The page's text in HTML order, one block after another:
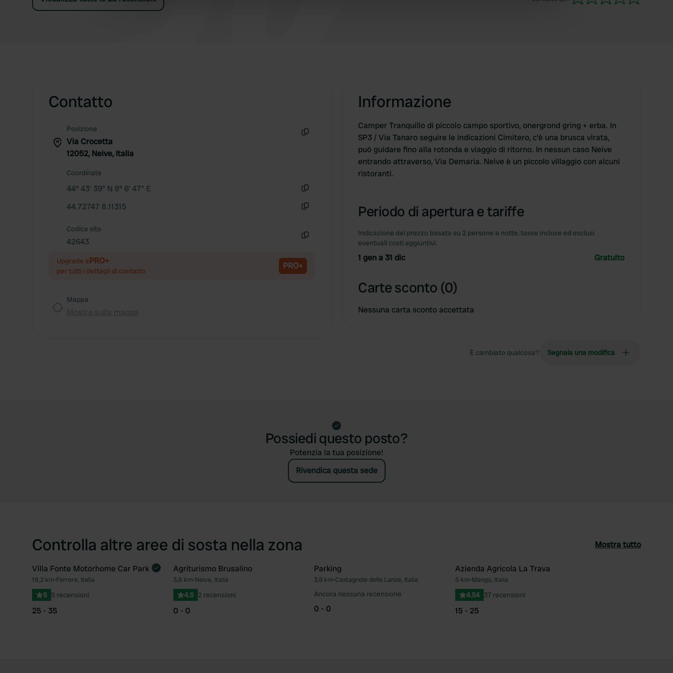
other information that you’ve provided to them or that they’ve collected from your use of their services.
Contatto
Posizione
Via Crocetta
12052, Neive, Italia
Coordinate
44° 43' 39" N 8° 6' 47" E
44.72747 8.11315
Codice sito
42643
Upgrade aPRO+
per tutti i dettagli di contatto PRO+
Mappa
Informazione
Camper Tranquillo di piccolo campo sportivo, onergrond gring + erba. In
SP3 / Via Tanaro seguire le indicazioni Cimitero, c'è una brusca virata,
può guidare fino alla rotonda e viaggio di ritorno. In nessun caso Neive
entrando attraverso, Via Demaria. Neive è un piccolo villaggio con alcuni
ristoranti.
Periodo di apertura e tariffe
Indicazione del prezzo basata su 2 persone a notte, tasse incluse ed esclusi
eventuali costi aggiuntivi.
1 gen a 31 dic Gratuito
Carte sconto (0)
Nessuna carta sconto accettata
È cambiato qualcosa? Segnala una modifica
Possiedi questo posto?
Potenzia la tua posizione!
Rivendica questa sede
Controlla altre aree di sosta nella zona Mostra tutto
Preferito
Villa Fonte Motorhome Car Park
19,2 km•Ferrere, Italia
5 5 recensioni
25 - 35
Preferito
Agriturismo Brusalino
3,6 km•Neive, Italia
4.5 2 recensioni
0 - 0
Preferito
Parking
3,8 km•Castagnole delle Lanze, Italia
Ancora nessuna recensione
0 - 0
Azienda Agricola La Trava
5 km•Mango, Italia
4.54 37 recensioni
15 - 25